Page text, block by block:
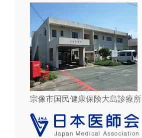
宗像市国民健康保険大島診療所